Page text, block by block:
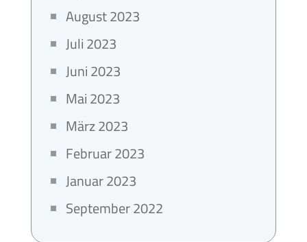
August 2023
Juli 2023
Juni 2023
Mai 2023
März 2023
Februar 2023
Januar 2023
September 2022